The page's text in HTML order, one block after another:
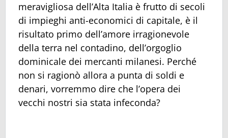
meravigliosa dell’Alta Italia è frutto di secoli
di impieghi anti-economici di capitale, è il
risultato primo dell’amore irragionevole
della terra nel contadino, dell’orgoglio
dominicale dei mercanti milanesi. Perché
non si ragionò allora a punta di soldi e
denari, vorremmo dire che l’opera dei
vecchi nostri sia stata infeconda?